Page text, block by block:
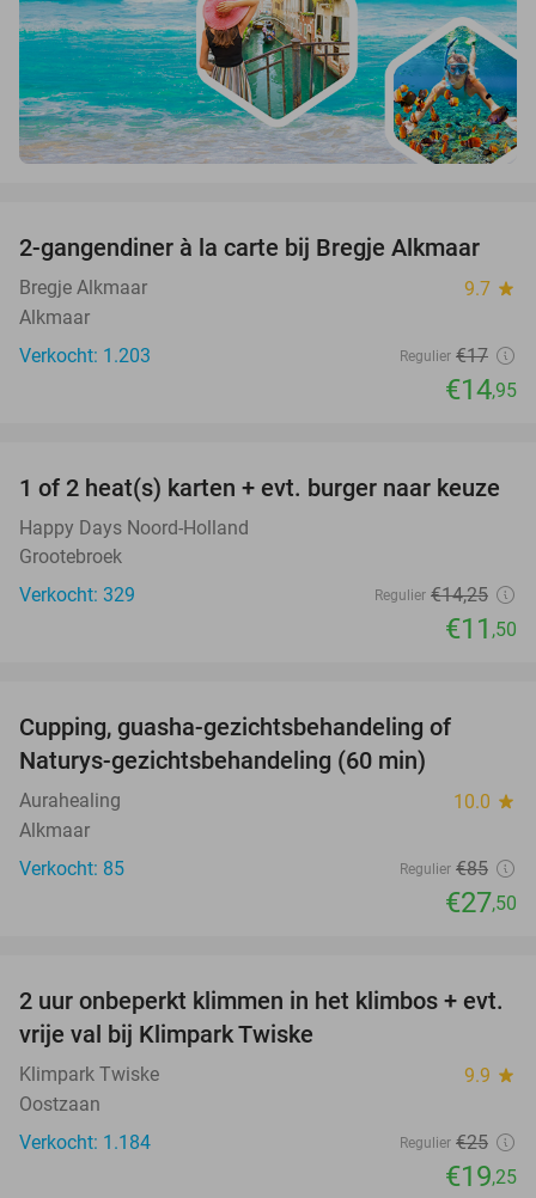
12%
2-gangendiner à la carte bij Bregje Alkmaar
Bregje Alkmaar 9.7 star
Alkmaar
Verkocht: 1.203
Regulier €17
€14,95
19%
1 of 2 heat(s) karten + evt. burger naar keuze
Happy Days Noord-Holland
Grootebroek
Verkocht: 329
Regulier €14,25
€11 ,50
Cupping, guasha-gezichtsbehandeling of
Naturys-gezichtsbehandeling (60 min)
Aurahealing 10.0 star
Alkmaar
Verkocht: 85
Regulier €85
€27,50
23%
2 uur onbeperkt klimmen in het klimbos + evt.
vrije val bij Klimpark Twiske
Klimpark Twiske 9.9 star
Oostzaan
Verkocht: 1.184
Regulier €25
€19,25